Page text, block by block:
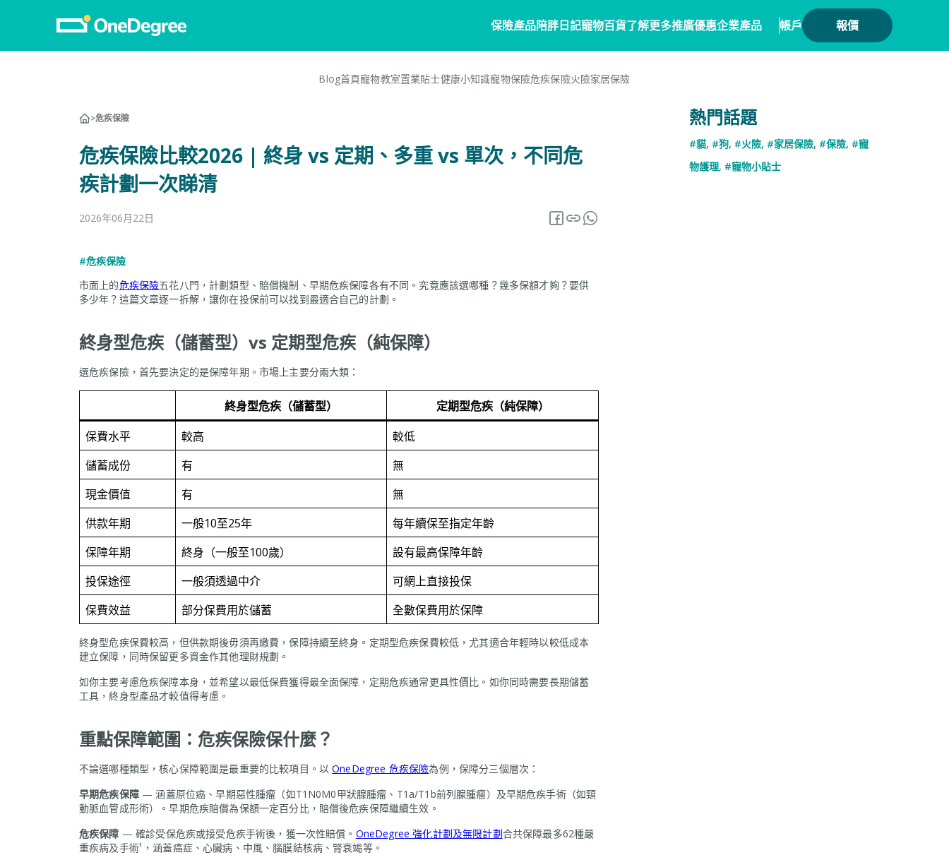
保險產品
狗狗保險
家電保養保險
陪胖日記
立即下載
寵物百貨了解更多
網誌
推廣優惠
毛範生會員計劃
企業產品
數碼保險
數字資產保險
帳戶 報價
Blog首頁寵物教室置業貼士健康小知識寵物保險危疾保險火險家居保險
>危疾保險
危疾保險比較2026 | 終身 vs 定期、多重 vs 單次，不同危
疾計劃一次睇清
2026年06月22日
#危疾保險
市面上的危疾保險五花八門，計劃類型、賠償機制、早期危疾保障各有不同。究竟應該選哪種？幾多保額才夠？要供
多少年？這篇文章逐一拆解，讓你在投保前可以找到最適合自己的計劃。
終身型危疾（儲蓄型）vs 定期型危疾（純保障）
選危疾保險，首先要決定的是保障年期。市場上主要分兩大類：
終身型危疾（儲蓄型）
定期型危疾（純保障）
保費水平
較高
較低
儲蓄成份
有
無
現金價值
有
無
供款年期
一般10至25年
每年續保至指定年齡
保障年期
終身（一般至100歲）
設有最高保障年齡
投保途徑
一般須透過中介
可網上直接投保
保費效益
部分保費用於儲蓄 全數保費用於保障
終身型危疾保費較高，但供款期後毋須再繳費，保障持續至終身。定期型危疾保費較低，尤其適合年輕時以較低成本
建立保障，同時保留更多資金作其他理財規劃。
如你主要考慮危疾保障本身，並希望以最低保費獲得最全面保障，定期危疾通常更具性價比。如你同時需要長期儲蓄
工具，終身型產品才較值得考慮。
重點保障範圍：危疾保險保什麼？
不論選哪種類型，核心保障範圍是最重要的比較項目。以OneDegree 危疾保險為例，保障分三個層次：
早期危疾保障— 涵蓋原位癌、早期惡性腫瘤（如T1N0M0甲狀腺腫瘤、T1a/T1b前列腺腫瘤）及早期危疾手術（如頸
動脈血管成形術）。早期危疾賠償為保額一定百分比，賠償後危疾保障繼續生效。
危疾保障 — 確診受保危疾或接受危疾手術後，獲一次性賠償。 OneDegree 強化計劃及無限計劃合共保障最多62種嚴
重疾病及手術¹，涵蓋癌症、心臟病、中風、腦膜結核病、腎衰竭等。
熱門話題
#貓, #狗, #火險, #家居保險, #保險, #寵
物護理, #寵物小貼士